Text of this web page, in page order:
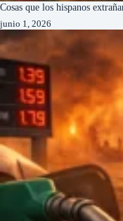
Cosas que los hispanos
junio 1, 2026